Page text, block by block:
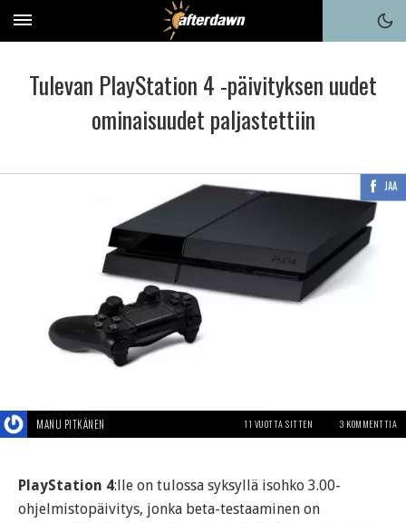
Tulevan PlayStation 4 -päivityksen uudet
ominaisuudet paljastettiin
JAA
MANU PITKÄNEN 11 VUOTTA SITTEN 3 KOMMENTTIA
PlayStation 4:lle on tulossa syksyllä isohko 3.00-
ohjelmistopäivitys, jonka beta-testaaminen on